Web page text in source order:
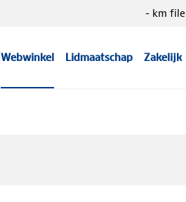
Webwinkel Lidmaatschap Zakelijk
- km file